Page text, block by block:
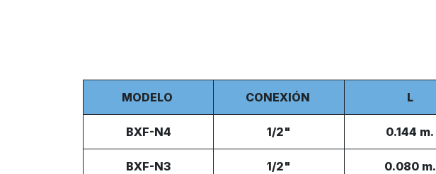
MODELO CONEXIÓN L
BXF-N4 1/2" 0.144 m.
BXF-N3 1/2" 0.080 m.